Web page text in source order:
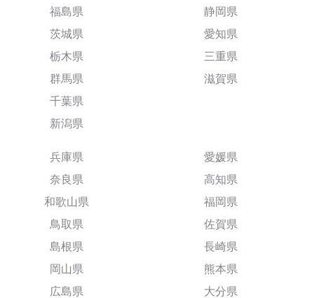
福島県
茨城県
栃木県
群馬県
千葉県
新潟県
静岡県
愛知県
三重県
滋賀県
兵庫県
奈良県
和歌山県
鳥取県
島根県
岡山県
広島県
愛媛県
高知県
福岡県
佐賀県
長崎県
熊本県
大分県